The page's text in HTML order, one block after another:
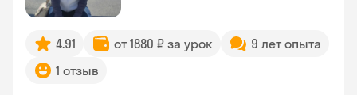
4.91 от 1880 ₽ за урок
9 лет опыта
1 отзыв